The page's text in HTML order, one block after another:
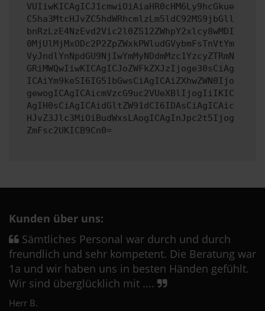
VUIiwKICAgICJ1cmwiOiAiaHR0cHM6Ly9hcGkue
C5ha3MtcHJvZC5hdWRhcmlzLm5ldC92MS9jbGll
bnRzLzE4NzEvd2Vic2l0ZS12ZWhpY2xlcy8wMDI
0MjUlMjMxODc2P2ZpZWxkPWludGVybmFsTnVtYm
VyJndlYnNpdGU9NjIwYmMyNDdmMzc1YzcyZTRmN
GRiMWQwIiwKICAgICJoZWFkZXJzIjoge30sCiAg
ICAiYm9keSI6IG51bGwsCiAgICAiZXhwZWN0Ijo
gewogICAgICAicmVzcG9uc2VUeXBlIjogIiIKIC
AgIH0sCiAgICAidGltZW91dCI6IDAsCiAgICAic
HJvZ3Jlc3MiOiBudWxsLAogICAgInJpc2t5Ijog
ZmFsc2UKICB9Cn0=
Kunden über uns:
Sämtliches Personal war durch und durch
freundlich und sehr kompetent. Die Beratung war
1a und wir haben uns in besten Händen gefühlt.
Wir sind überglücklich mit ....
Herr B.